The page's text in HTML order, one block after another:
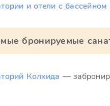
и отели с бассейном
бронируемые
Колхида —